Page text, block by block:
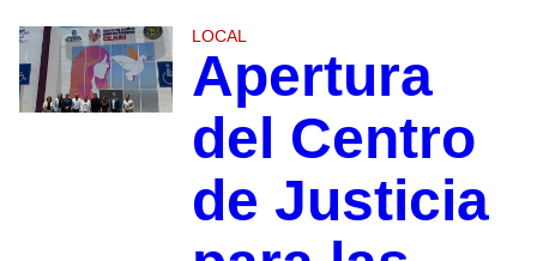
LOCAL
Apertura
del Centro
de Justicia